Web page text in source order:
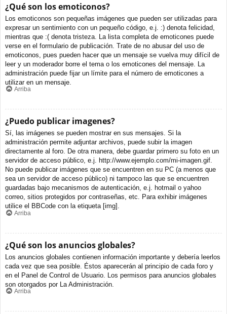
¿Qué son los emoticonos?
Los emoticonos son pequeñas imágenes que pueden ser utilizadas para
expresar un sentimiento con un pequeño código, e.j. :) denota felicidad,
mientras que :( denota tristeza. La lista completa de emoticones puede
verse en el formulario de publicación. Trate de no abusar del uso de
emoticonos, pues pueden hacer que un mensaje se vuelva muy difícil de
leer y un moderador borre el tema o los emoticones del mensaje. La
administración puede fijar un límite para el número de emoticones a
utilizar en un mensaje.
Arriba
¿Puedo publicar imagenes?
Sí, las imágenes se pueden mostrar en sus mensajes. Si la
administración permite adjuntar archivos, puede subir la imagen
directamente al foro. De otra manera, debe guardar primero su foto en un
servidor de acceso público, e.j. http://www.ejemplo.com/mi-imagen.gif.
No puede publicar imágenes que se encuentren en su PC (a menos que
sea un servidor de acceso público) ni tampoco las que se encuentren
guardadas bajo mecanismos de autenticación, e.j. hotmail o yahoo
correo, sitios protegidos por contraseñas, etc. Para exhibir imágenes
utilice el BBCode con la etiqueta [img].
Arriba
¿Qué son los anuncios globales?
Los anuncios globales contienen información importante y debería leerlos
cada vez que sea posible. Éstos aparecerán al principio de cada foro y
en el Panel de Control de Usuario. Los permisos para anuncios globales
son otorgados por La Administración.
Arriba